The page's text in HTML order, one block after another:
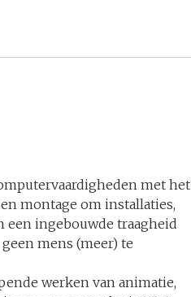
met het
montage om installaties,
een ingebouwde traagheid
mens (meer) te
werken van animatie,